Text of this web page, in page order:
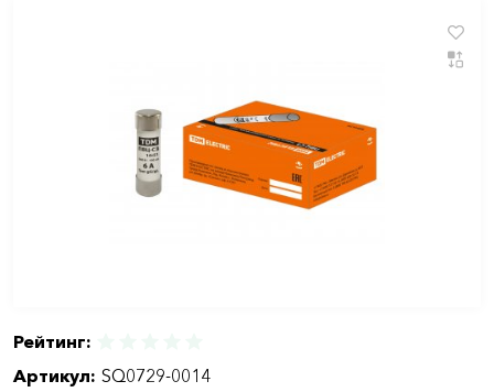
Рейтинг:
Артикул: SQ0729-0014